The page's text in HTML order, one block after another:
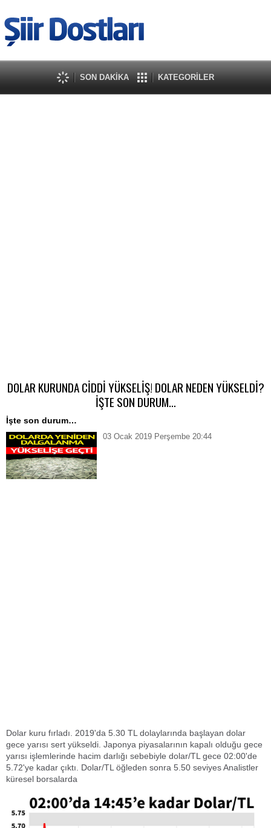
SON DAKİKA KATEGORİLER
DOLAR KURUNDA CİDDİ YÜKSELİŞ! DOLAR NEDEN YÜKSELDİ?
İŞTE SON DURUM…
İşte son durum…
03 Ocak 2019 Perşembe 20:44
Dolar kuru fırladı. 2019'da 5.30 TL dolaylarında başlayan dolar
gece yarısı sert yükseldi. Japonya piyasalarının kapalı olduğu gece
yarısı işlemlerinde hacim darlığı sebebiyle dolar/TL gece 02:00'de
5.72'ye kadar çıktı. Dolar/TL öğleden sonra 5.50 seviyes Analistler
küresel borsalarda